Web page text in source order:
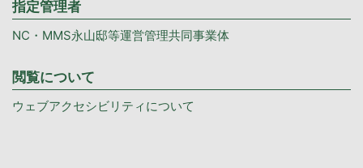
指定管理者
NC・MMS永山邸等運営管理共同事業体
閲覧について
ウェブアクセシビリティについて